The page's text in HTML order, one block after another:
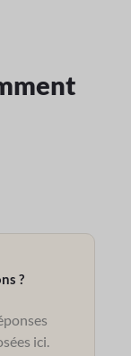
?
ici.